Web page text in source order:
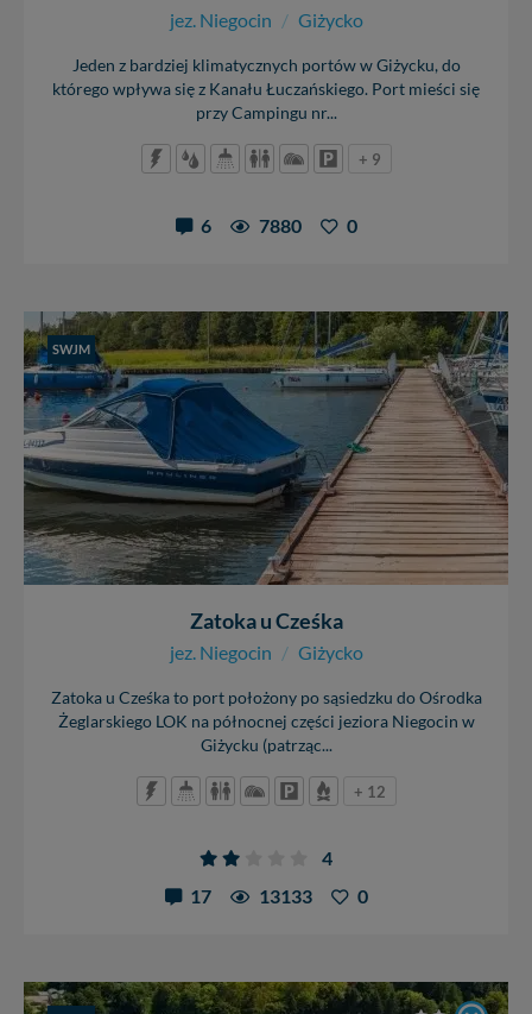
jez. Niegocin / Giżycko
Jeden z bardziej klimatycznych portów w Giżycku, do
którego wpływa się z Kanału Łuczańskiego. Port mieści się
przy Campingu nr...
+ 9
6 7880 0
SWJM
Zatoka u Cześka
jez. Niegocin / Giżycko
Zatoka u Cześka to port położony po sąsiedzku do Ośrodka
Żeglarskiego LOK na północnej części jeziora Niegocin w
Giżycku (patrząc...
+ 12
4
17
13133 0